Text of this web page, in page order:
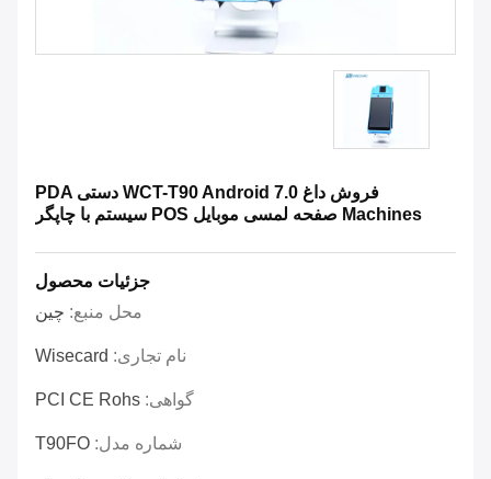
فروش داغ WCT-T90 Android 7.0 دستی PDA
Machines صفحه لمسی موبایل POS سیستم با چاپگر
جزئیات محصول
محل منبع: چین
نام تجاری: Wisecard
گواهی: PCI CE Rohs
شماره مدل: T90FO